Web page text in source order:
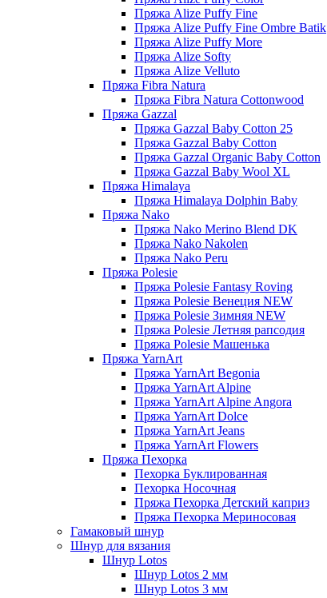
Пряжа Alize Puffy Fine
Пряжа Alize Puffy Fine Ombre Batik
Пряжа Alize Puffy More
Пряжа Alize Softy
Пряжа Alize Velluto
Пряжа Fibra Natura
Пряжа Fibra Natura Cottonwood
Пряжа Gazzal
Пряжа Gazzal Baby Cotton 25
Пряжа Gazzal Baby Cotton
Пряжа Gazzal Organic Baby Cotton
Пряжа Gazzal Baby Wool XL
Пряжа Himalaya
Пряжа Himalaya Dolphin Baby
Пряжа Nako
Пряжа Nako Merino Blend DK
Пряжа Nako Nakolen
Пряжа Nako Peru
Пряжа Polesie
Пряжа Polesie Fantasy Roving
Пряжа Polesie Венеция NEW
Пряжа Polesie Зимняя NEW
Пряжа Polesie Летняя рапсодия
Пряжа Polesie Машенька
Пряжа YarnArt
Пряжа YarnArt Begonia
Пряжа YarnArt Alpine
Пряжа YarnArt Alpine Angora
Пряжа YarnArt Dolce
Пряжа YarnArt Jeans
Пряжа YarnArt Flowers
Пряжа Пехорка
Пехорка Буклированная
Пехорка Носочная
Пряжа Пехорка Детский каприз
Пряжа Пехорка Мериносовая
Гамаковый шнур
Шнур для вязания
Шнур Lotos
Шнур Lotos 2 мм
Шнур Lotos 3 мм